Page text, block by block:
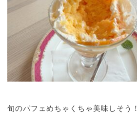
旬のパフェめちゃくちゃ美味しそう！